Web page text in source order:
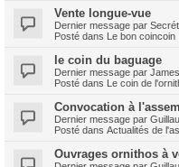
Vente longue-vue
Dernier message par
Posté dans Le bon coincoin
le coin du baguage
Dernier message par James
Posté dans Le coin de
Convocation à
Dernier message par
Posté dans Actualités de
Ouvrages ornithos à